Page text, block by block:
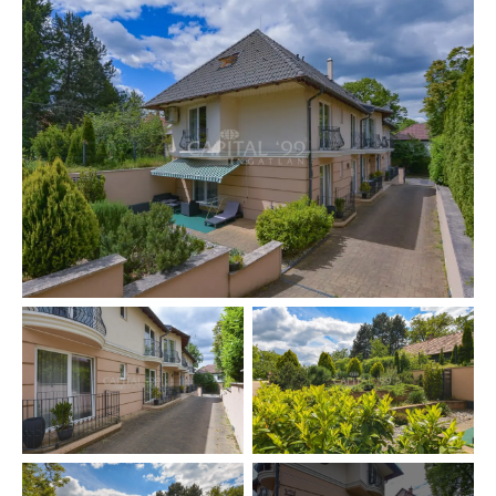
stranden, restaurants, winkels, medische voorzieningen,
scholen, kleuterscholen enz.
Voorzieningen:
De woning is aangesloten op het elektriciteits-, gas-,
water- en rioleringsnet. Er is tevens een intercom,
internet, kabel-tv, satelliet-tv en airconditioning aanwezig.
Verwarming: centrale gasverwarming.
Vloerbedekking: laminaat en keramische tegels.
Kunststof ramen met isolerende beglazing.
OBJECTNUMMER: 4288
Nederlandstalige medewerker Capital99:
Van de Vyver Rita